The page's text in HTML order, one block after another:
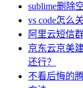
sublime删除
vs code怎么
阿里云短信
京东云京美
还行？
不看后悔的